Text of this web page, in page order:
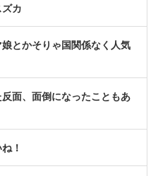
カ
とかそりゃ国関係なく人気
面、面倒になったこともあ
！